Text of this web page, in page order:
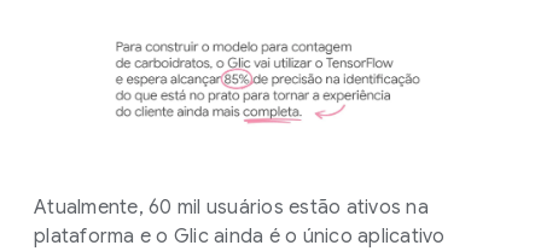
Atualmente, 60 mil usuários estão ativos na
plataforma e o Glic ainda é o único aplicativo